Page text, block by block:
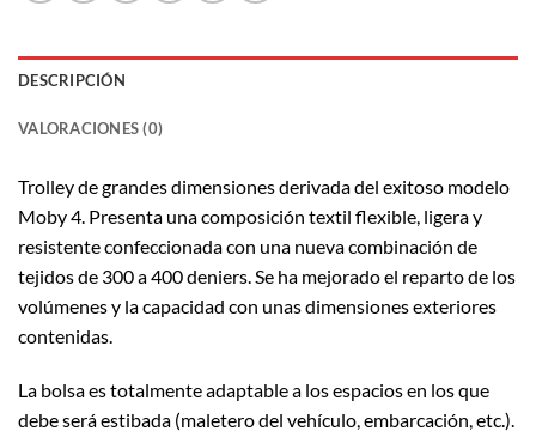
DESCRIPCIÓN
VALORACIONES (0)
Trolley de grandes dimensiones derivada del exitoso modelo
Moby 4. Presenta una composición textil flexible, ligera y
resistente confeccionada con una nueva combinación de
tejidos de 300 a 400 deniers. Se ha mejorado el reparto de los
volúmenes y la capacidad con unas dimensiones exteriores
contenidas.
La bolsa es totalmente adaptable a los espacios en los que
debe será estibada (maletero del vehículo, embarcación, etc.).